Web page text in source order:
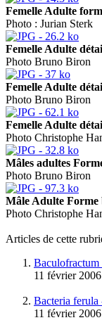
Femelle Adulte
Photo : Jurian Sterk
Femelle Adulte
Photo Bruno Biron
Femelle Adulte
Photo Bruno Biron
Femelle Adulte
Photo Christophe
Mâles adultes
Photo Bruno Biron
Mâle Adulte Forme
Photo Christophe
Articles de cette
Baculofractum
11 février 2006
Bacteria ferula
11 février 2006